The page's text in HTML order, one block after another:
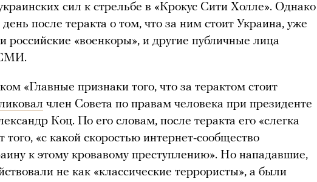
сил к стрельбе в «Крокус Сити Холле». Однако
после теракта о том, что за ним стоит Украина, уже
российские «военкоры», и другие публичные лица
СМИ.
«Главные признаки того, что за терактом стоит
член Совета по правам человека при президенте
Коц. По его словам, после теракта его «слегка
того, «с какой скоростью интернет-сообщество
к этому кровавому преступлению». Но нападавшие,
не как «классические террористы», а были